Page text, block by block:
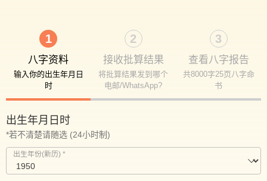
1
八字资料
输入你的出生年月日
时
2
接收批算结果
将批算结果发到哪个
电邮/WhatsApp?
3
查看八字报告
共8000字25页八字命
书
出生年月日时
*若不清楚请随选 (24小时制)
出生年份(新历) *